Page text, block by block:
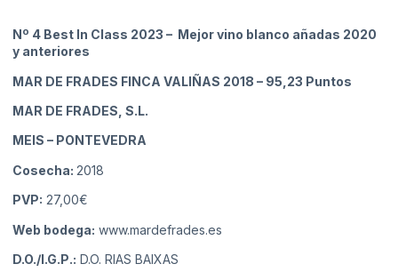
Nº 4 Best In Class 2023 – Mejor vino blanco añadas 2020
y anteriores
MAR DE FRADES FINCA VALIÑAS 2018 – 95,23 Puntos
MAR DE FRADES, S.L.
MEIS – PONTEVEDRA
Cosecha: 2018
PVP: 27,00€
Web bodega: www.mardefrades.es
D.O./I.G.P.: D.O. RIAS BAIXAS